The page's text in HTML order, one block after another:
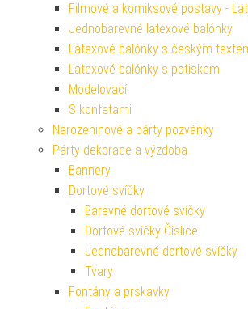
Filmové a komiksové postavy -
Jednobarevné latexové balónky
Latexové balónky s českým
Latexové balónky s potiskem
Modelovací
S konfetami
Narozeninové a párty pozvánky
Párty dekorace a výzdoba
Bannery
Dortové svíčky
Barevné dortové svíčky
Dortové svíčky Číslice
Jednobarevné dortové svíčky
Tvary
Fontány a prskavky